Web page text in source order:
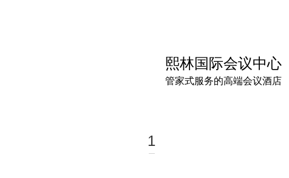
熙林国际会议中心
管家式服务的高端会议酒店
1